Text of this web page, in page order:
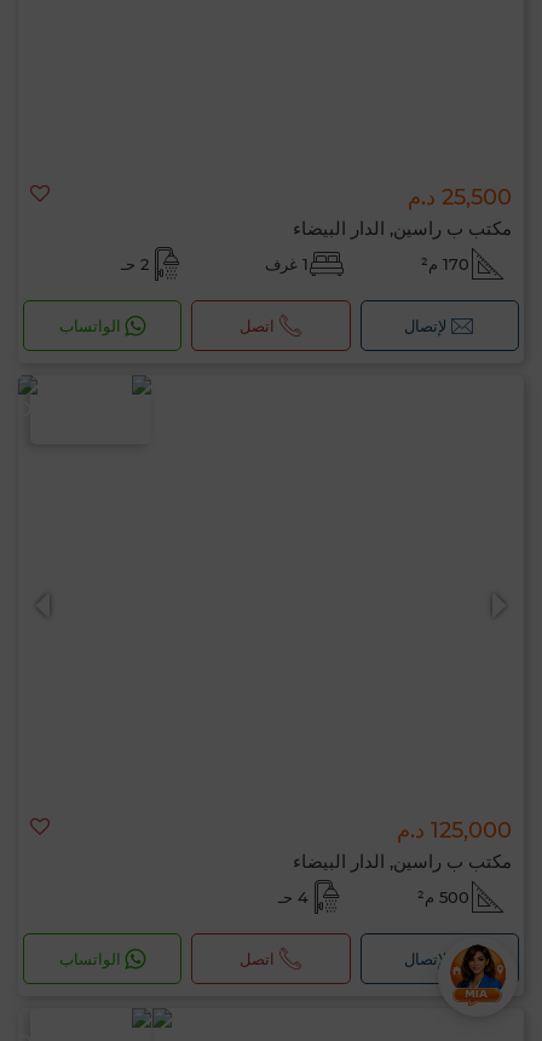
25,500 د.م
مكتب ب راسين, الدار البيضاء
170 م² 1 غرف 2 حـ
لإتصال اتصل الواتساب
125,000 د.م
مكتب ب راسين, الدار البيضاء
500 م² 4 حـ
لإتصال اتصل الواتساب